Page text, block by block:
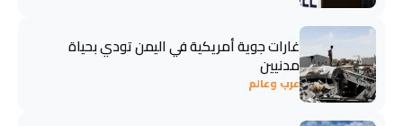
غارات جوية أمريكية في اليمن تودي بحياة
مدنيين
عرب وعالم